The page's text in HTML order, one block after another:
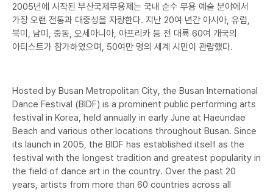
2005년에 시작된 부산국제무용제는 국내 순수 무용 예술 분야에서
가장 오랜 전통과 대중성을 자랑한다. 지난 20여 년간 아시아, 유럽,
북미, 남미, 중동, 오세아니아, 아프리카 등 전 대륙 60여 개국의
아티스트가 참가하였으며, 50여만 명의 세계 시민이 관람했다.
Hosted by Busan Metropolitan City, the Busan International
Dance Festival (BIDF) is a prominent public performing arts
festival in Korea, held annually in early June at Haeundae
Beach and various other locations throughout Busan. Since
its launch in 2005, the BIDF has established itself as the
festival with the longest tradition and greatest popularity in
the field of dance art in the country. Over the past 20
years, artists from more than 60 countries across all